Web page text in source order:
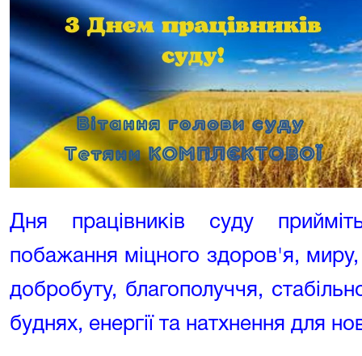
Дня працівників суду
побажання міцного здоров'я,
добробуту, благополуччя,
буднях, енергії та натхнення для